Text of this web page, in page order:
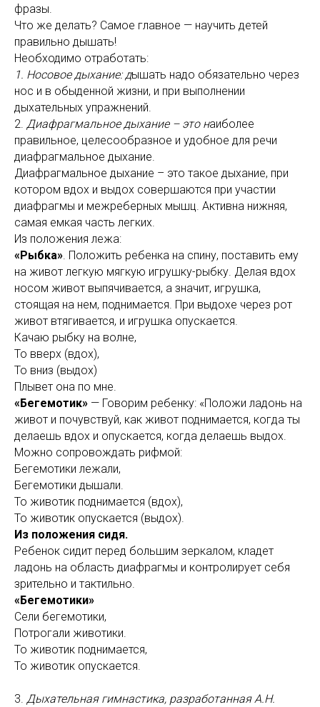
фразы.
Что же делать? Самое главное — научить детей
правильно дышать!
Необходимо отработать:
1. Носовое дыхание: дышать надо обязательно через
нос и в обыденной жизни, и при выполнении
дыхательных упражнений.
2. Диафрагмальное дыхание – это наиболее
правильное, целесообразное и удобное для речи
диафрагмальное дыхание.
Диафрагмальное дыхание – это такое дыхание, при
котором вдох и выдох совершаются при участии
диафрагмы и межреберных мышц. Активна нижняя,
самая емкая часть легких.
Из положения лежа:
«Рыбка». Положить ребенка на спину, поставить ему
на живот легкую мягкую игрушку-рыбку. Делая вдох
носом живот выпячивается, а значит, игрушка,
стоящая на нем, поднимается. При выдохе через рот
живот втягивается, и игрушка опускается.
Качаю рыбку на волне,
То вверх (вдох),
То вниз (выдох)
Плывет она по мне.
«Бегемотик» — Говорим ребенку: «Положи ладонь на
живот и почувствуй, как живот поднимается, когда ты
делаешь вдох и опускается, когда делаешь выдох.
Можно сопровождать рифмой:
Бегемотики лежали,
Бегемотики дышали.
То животик поднимается (вдох),
То животик опускается (выдох).
Из положения сидя.
Ребенок сидит перед большим зеркалом, кладет
ладонь на область диафрагмы и контролирует себя
зрительно и тактильно.
«Бегемотики»
Сели бегемотики,
Потрогали животики.
То животик поднимается,
То животик опускается.
3. Дыхательная гимнастика, разработанная А.Н.